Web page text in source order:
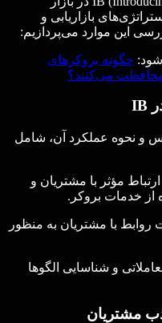
بازاریابی و
این موارد می‌پردازیم:
چگونه بروکرهای
محافظت می‌کنند؟
IB
و نحوه عملکرد آن، شامل
مؤثر با مشتریان و
از خدمات بروکر.
روابط با مشتریان به منظور
و شناسایی الگوها
مشتریان